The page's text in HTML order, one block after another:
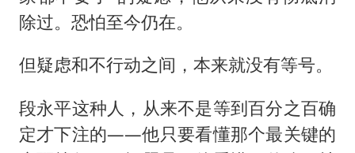
除过。恐怕至今仍在。
但疑虑和不行动之间，本来就没有等号。
段永平这种人，从来不是等到百分之百确
定才下注的——他只要看懂那个最关键的